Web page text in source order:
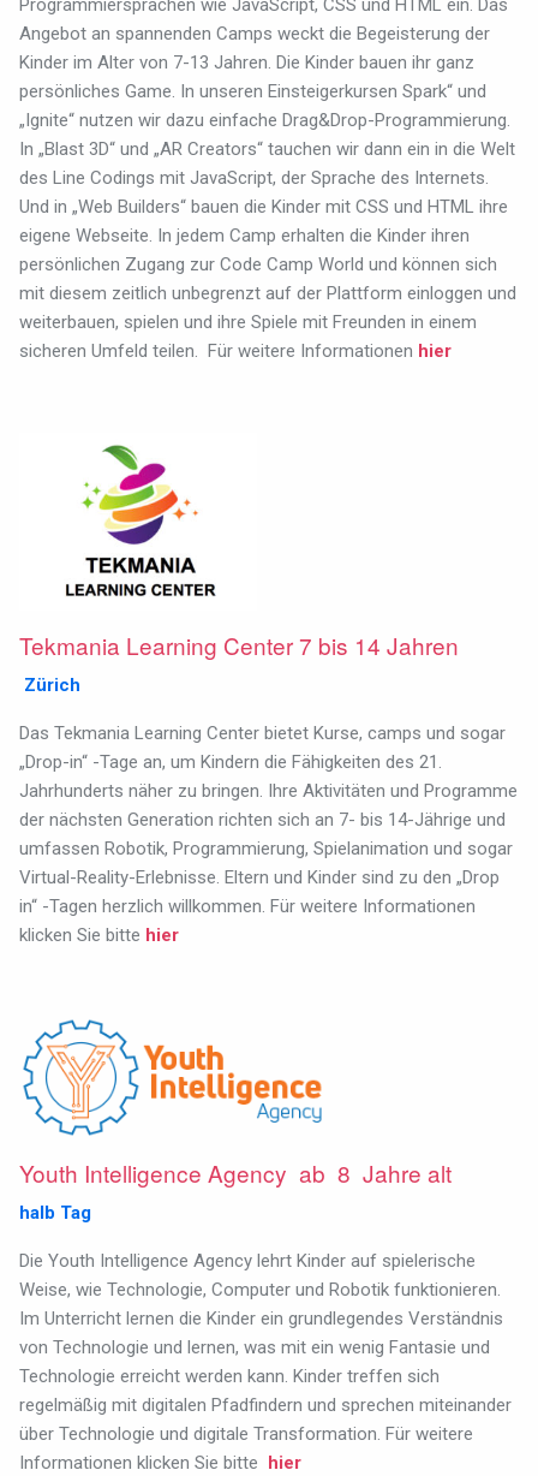
Programmiersprachen wie JavaScript, CSS und HTML ein. Das
Angebot an spannenden Camps weckt die Begeisterung der
Kinder im Alter von 7-13 Jahren. Die Kinder bauen ihr ganz
persönliches Game. In unseren Einsteigerkursen Spark“ und
„Ignite“ nutzen wir dazu einfache Drag&Drop-Programmierung.
In „Blast 3D“ und „AR Creators“ tauchen wir dann ein in die Welt
des Line Codings mit JavaScript, der Sprache des Internets.
Und in „Web Builders“ bauen die Kinder mit CSS und HTML ihre
eigene Webseite. In jedem Camp erhalten die Kinder ihren
persönlichen Zugang zur Code Camp World und können sich
mit diesem zeitlich unbegrenzt auf der Plattform einloggen und
weiterbauen, spielen und ihre Spiele mit Freunden in einem
sicheren Umfeld teilen. Für weitere Informationen hier
Tekmania Learning Center 7 bis 14 Jahren
Zürich
Das Tekmania Learning Center bietet Kurse, camps und sogar
„Drop-in“ -Tage an, um Kindern die Fähigkeiten des 21.
Jahrhunderts näher zu bringen. Ihre Aktivitäten und Programme
der nächsten Generation richten sich an 7- bis 14-Jährige und
umfassen Robotik, Programmierung, Spielanimation und sogar
Virtual-Reality-Erlebnisse. Eltern und Kinder sind zu den „Drop
in“ -Tagen herzlich willkommen. Für weitere Informationen
klicken Sie bitte hier
Youth Intelligence Agency ab 8 Jahre alt
halb Tag
Die Youth Intelligence Agency lehrt Kinder auf spielerische
Weise, wie Technologie, Computer und Robotik funktionieren.
Im Unterricht lernen die Kinder ein grundlegendes Verständnis
von Technologie und lernen, was mit ein wenig Fantasie und
Technologie erreicht werden kann. Kinder treffen sich
regelmäßig mit digitalen Pfadfindern und sprechen miteinander
über Technologie und digitale Transformation. Für weitere
Informationen klicken Sie bitte
hier